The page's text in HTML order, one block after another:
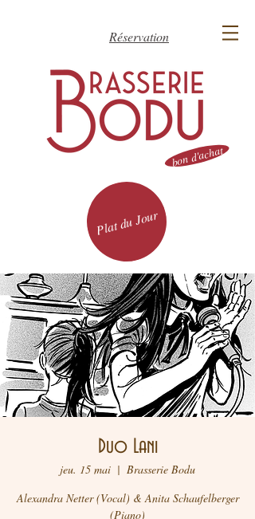
Réservation
Plat du Jour
bon d'achat
Duo Lani
jeu. 15 mai
  |
Brasserie Bodu
Alexandra Netter (Vocal) & Anita Schaufelberger